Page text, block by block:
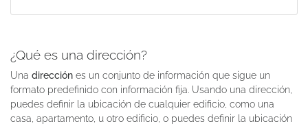
¿Qué es una dirección?
Una dirección es un conjunto de información que sigue un
formato predefinido con información fija. Usando una dirección,
puedes definir la ubicación de cualquier edificio, como una
casa, apartamento, u otro edificio, o puedes definir la ubicación